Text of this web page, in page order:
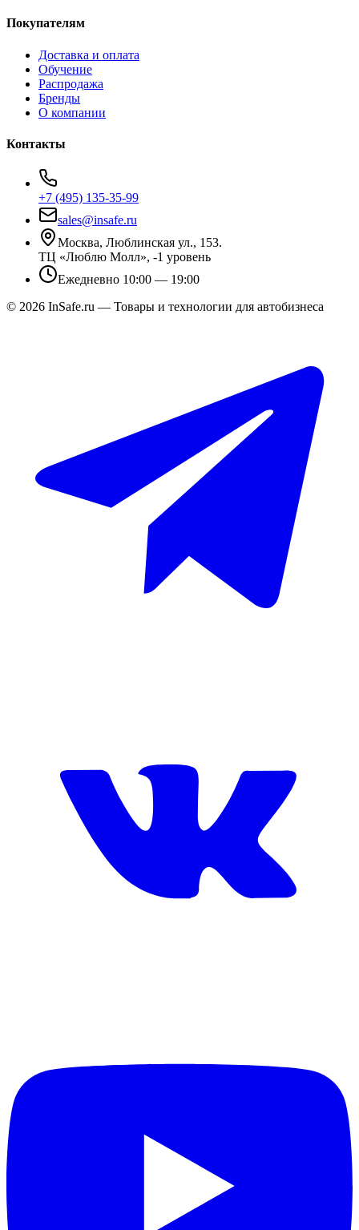
Покупателям
Доставка и оплата
Обучение
Распродажа
Бренды
О компании
Контакты
+7 (495) 135-35-99
sales@insafe.ru
Москва, Люблинская ул., 153.
ТЦ «Люблю Молл», -1 уровень
Ежедневно 10:00 — 19:00
© 2026 InSafe.ru — Товары и технологии для автобизнеса